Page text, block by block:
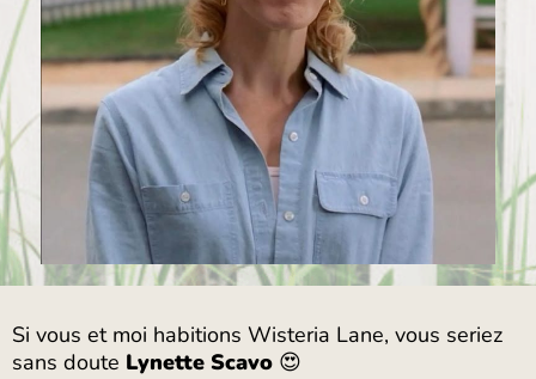
Si vous et moi habitions Wisteria Lane, vous seriez
sans doute Lynette Scavo 😍